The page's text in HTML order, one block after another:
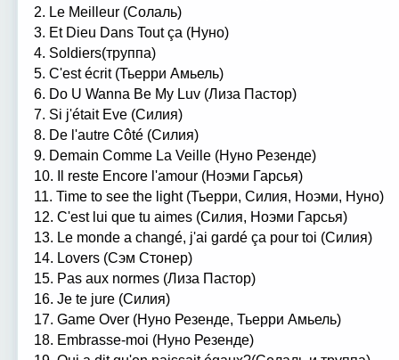
2. Le Meilleur (Солаль)
3. Et Dieu Dans Tout ça (Нуно)
4. Soldiers(труппа)
5. C'est écrit (Тьерри Амьель)
6. Do U Wanna Be My Luv (Лиза Пастор)
7. Si j'était Eve (Силия)
8. De l'autre Côté (Силия)
9. Demain Comme La Veille (Нуно Резенде)
10. Il reste Encore l'amour (Ноэми Гарсья)
11. Time to see the light (Тьерри, Силия, Ноэми, Нуно)
12. C'est lui que tu aimes (Силия, Ноэми Гарсья)
13. Le monde a changé, j'ai gardé ça pour toi (Силия)
14. Lovers (Сэм Стонер)
15. Pas aux normes (Лиза Пастор)
16. Je te jure (Силия)
17. Game Over (Нуно Резенде, Тьерри Амьель)
18. Embrasse-moi (Нуно Резенде)